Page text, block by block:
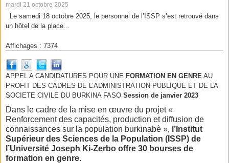
mardi 21 octobre 2025
Le samedi 18 octobre 2025, le personnel de l’ISSP s’est retrouvé dans
un hôtel de la place...
Affichages : 7374
APPEL A CANDIDATURES POUR UNE FORMATION EN GENRE AU
PROFIT DES CADRES DE L’ADMINISTRATION PUBLIQUE ET DE LA
SOCIETE CIVILE DU BURKINA FASO Session de janvier 2023
Dans le cadre de la mise en œuvre du projet «
Renforcement des capacités, production et diffusion de
connaissances sur la population burkinabè », l’Institut
Supérieur des Sciences de la Population (ISSP) de
l’Université Joseph Ki-Zerbo offre 30 bourses de
formation en genre.